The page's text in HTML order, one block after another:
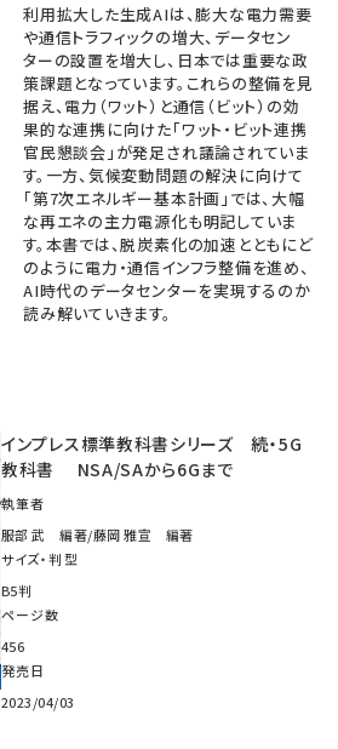
利用拡大した生成AIは、膨大な電力需要
や通信トラフィックの増大、データセン
ターの設置を増大し、日本では重要な政
策課題となっています。これらの整備を見
据え、電力（ワット）と通信（ビット）の効
果的な連携に向けた「ワット・ビット連携
官民懇談会」が発足され議論されていま
す。一方、気候変動問題の解決に向けて
「第7次エネルギー基本計画」では、大幅
な再エネの主力電源化も明記していま
す。本書では、脱炭素化の加速とともにど
のように電力・通信インフラ整備を進め、
AI時代のデータセンターを実現するのか
読み解いていきます。
インプレス標準教科書シリーズ 続・5G
教科書 NSA/SAから6Gまで
執筆者
服部 武 編著/藤岡 雅宣 編著
サイズ・判型
B5判
ページ数
456
発売日
2023/04/03